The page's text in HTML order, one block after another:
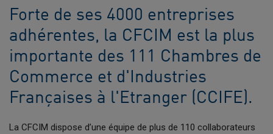
Forte de ses 4000 entreprises
adhérentes, la CFCIM est la plus
importante des 111 Chambres de
Commerce et d'Industries
Françaises à l'Etranger (CCIFE).
La CFCIM dispose d’une équipe de plus de 110 collaborateurs